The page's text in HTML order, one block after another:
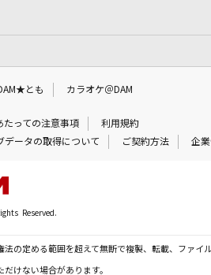
とも カラオケ＠DAM
たっての注意事項
利用規約
データの取得について ご契約方法 企
Reserved.
の定める範囲を超えて無断で複製、転載、ファイ
けない場合があります。